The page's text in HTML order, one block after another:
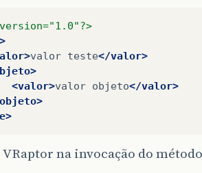
valor teste</valor>
<valor>valor objeto</valor>
VRaptor na invocação do